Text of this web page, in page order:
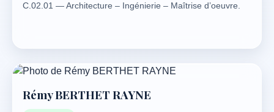
C.02.01 — Architecture – Ingénierie – Maîtrise d’oeuvre.
Rémy BERTHET RAYNE